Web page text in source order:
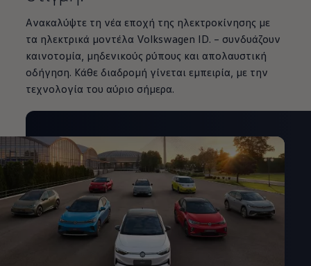
Ανακαλύψτε τη νέα εποχή της ηλεκτροκίνησης με
τα ηλεκτρικά μοντέλα Volkswagen ID. – συνδυάζουν
καινοτομία, μηδενικούς ρύπους και απολαυστική
οδήγηση. Κάθε διαδρομή γίνεται εμπειρία, με την
τεχνολογία του αύριο σήμερα.